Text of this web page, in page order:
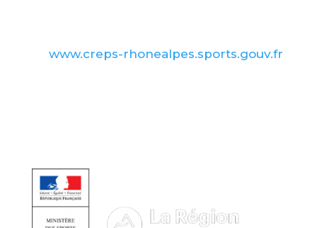
www.creps-rhonealpes.sports.gouv.fr